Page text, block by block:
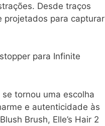
Desde traços
projetados para capturar
para Infinite
tornou uma escolha
e autenticidade às
Brush, Elle’s Hair 2